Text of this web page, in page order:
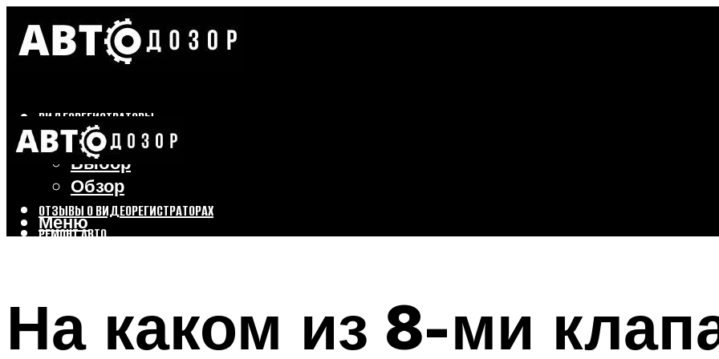
ВИДЕОРЕГИСТРАТОРЫ
Бренды
Выбор
Обзор
ОТЗЫВЫ О ВИДЕОРЕГИСТРАТОРАХ
РЕМОНТ АВТО
Меню
Меню
На каком из 8-ми